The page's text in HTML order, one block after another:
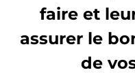
faire et
assurer le
de